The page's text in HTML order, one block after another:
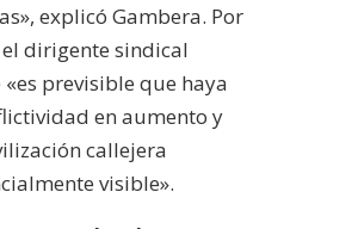
explicó Gambera. Por
dirigente sindical
«es previsible que haya
en aumento y
callejera
visible».